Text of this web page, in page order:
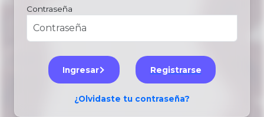
Contraseña
Ingresar Registrarse
¿Olvidaste tu contraseña?